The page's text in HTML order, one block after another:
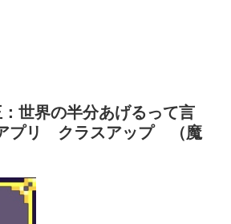
：世界の半分あげるって言
プリ クラスアップ （魔